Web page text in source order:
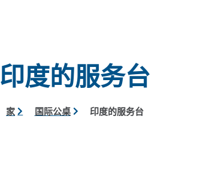
印度的服务台
家 国际公桌 印度的服务台